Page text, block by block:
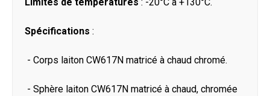
Spécifications :
- Corps laiton CW617N matricé à chaud chromé.
- Sphère laiton CW617N matricé à chaud, chromée